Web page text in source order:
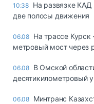
10:38 На развязке
две полосы движения
06.08 На трассе Курск
метровый мост через
06.08 В Омской
десятикилометровый
06.08 Минтранс